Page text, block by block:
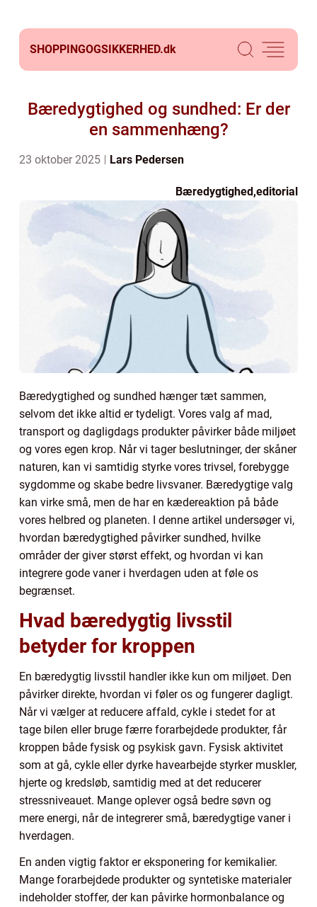
SHOPPINGOGSIKKERHED.dk
Bæredygtighed og sundhed: Er der
en sammenhæng?
23 oktober 2025 Lars Pedersen
Bæredygtighed,editorial
Bæredygtighed og sundhed hænger tæt sammen,
selvom det ikke altid er tydeligt. Vores valg af mad,
transport og dagligdags produkter påvirker både miljøet
og vores egen krop. Når vi tager beslutninger, der skåner
naturen, kan vi samtidig styrke vores trivsel, forebygge
sygdomme og skabe bedre livsvaner. Bæredygtige valg
kan virke små, men de har en kædereaktion på både
vores helbred og planeten. I denne artikel undersøger vi,
hvordan bæredygtighed påvirker sundhed, hvilke
områder der giver størst effekt, og hvordan vi kan
integrere gode vaner i hverdagen uden at føle os
begrænset.
Hvad bæredygtig livsstil
betyder for kroppen
En bæredygtig livsstil handler ikke kun om miljøet. Den
påvirker direkte, hvordan vi føler os og fungerer dagligt.
Når vi vælger at reducere affald, cykle i stedet for at
tage bilen eller bruge færre forarbejdede produkter, får
kroppen både fysisk og psykisk gavn. Fysisk aktivitet
som at gå, cykle eller dyrke havearbejde styrker muskler,
hjerte og kredsløb, samtidig med at det reducerer
stressniveauet. Mange oplever også bedre søvn og
mere energi, når de integrerer små, bæredygtige vaner i
hverdagen.
En anden vigtig faktor er eksponering for kemikalier.
Mange forarbejdede produkter og syntetiske materialer
indeholder stoffer, der kan påvirke hormonbalance og